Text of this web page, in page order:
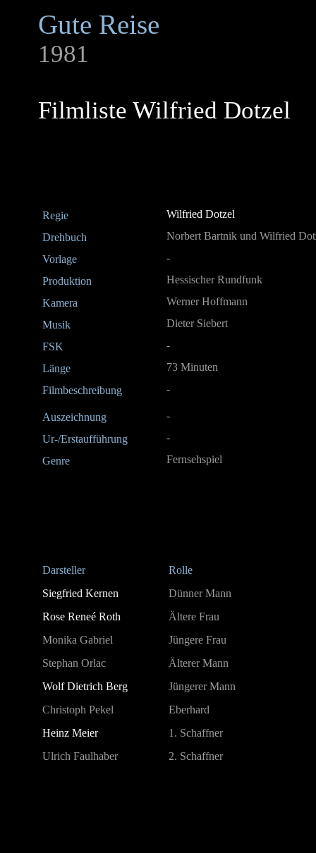
Gute Reise
1981
Filmliste Wilfried Dotzel
Regie
Wilfried Dotzel
Drehbuch
Norbert Bartnik und Wilfried
Vorlage
-
Produktion
Hessischer Rundfunk
Kamera
Werner Hoffmann
Musik
Dieter Siebert
FSK
-
Länge
73 Minuten
Filmbeschreibung
-
Auszeichnung
-
Ur-/Erstaufführung
-
Genre
Fernsehspiel
Darsteller
Rolle
Siegfried Kernen
Dünner Mann
Rose Reneé Roth
Ältere Frau
Monika Gabriel
Jüngere Frau
Stephan Orlac
Älterer Mann
Wolf Dietrich Berg
Jüngerer Mann
Christoph Pekel
Eberhard
Heinz Meier
1. Schaffner
Ulrich Faulhaber
2. Schaffner